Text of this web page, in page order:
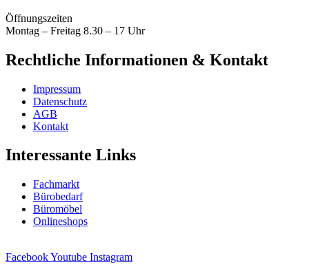
Öffnungszeiten
Montag – Freitag 8.30 – 17 Uhr
Rechtliche Informationen & Kontakt
Impressum
Datenschutz
AGB
Kontakt
Interessante Links
Fachmarkt
Bürobedarf
Büromöbel
Onlineshops
FacebookYoutube Instagram